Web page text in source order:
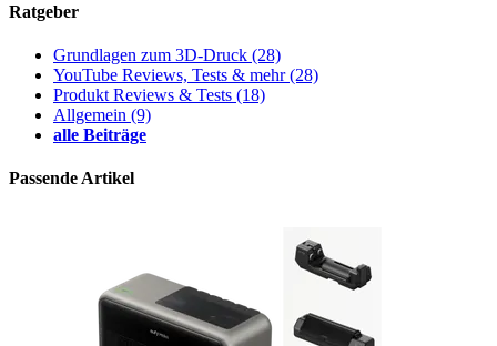
Ratgeber
Grundlagen zum 3D-Druck (28)
YouTube Reviews, Tests & mehr(28)
Produkt Reviews & Tests (18)
Allgemein (9)
alle Beiträge
Passende Artikel